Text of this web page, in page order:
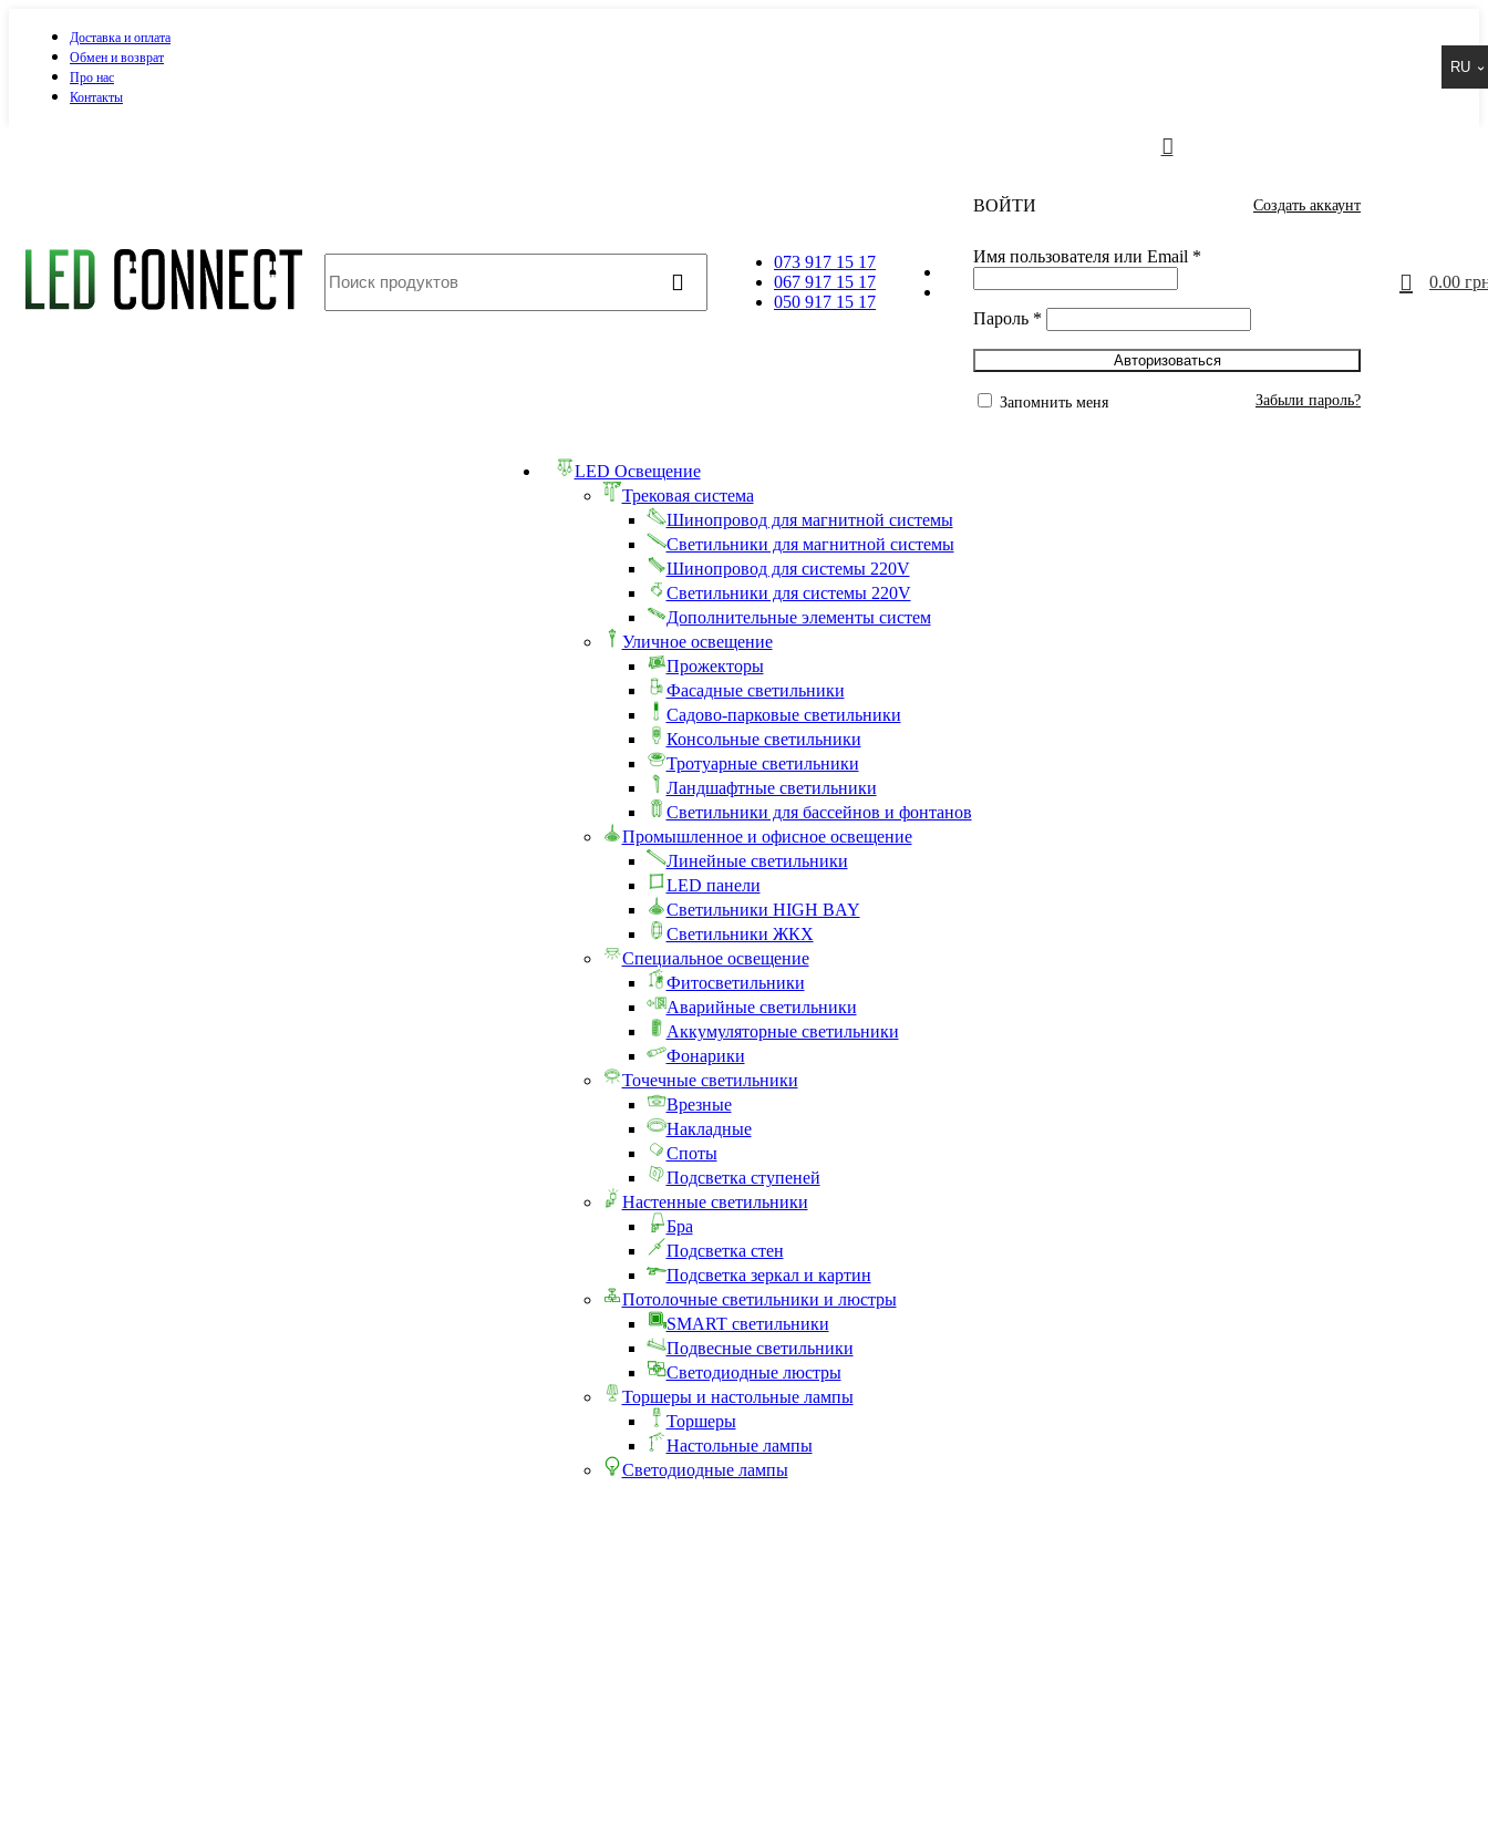
Доставка и оплата
Обмен и возврат
Про нас
Контакты
RU
073 917 15 17
067 917 15 17
050 917 15 17
ВОЙТИ Создать аккаунт
Имя пользователя или Email *
Пароль *
Авторизоваться
Забыли пароль?
Запомнить меня
0.00
LED Освещение
Трековая система
Шинопровод для магнитной системы
Светильники для магнитной системы
Шинопровод для системы 220V
Светильники для системы 220V
Дополнительные элементы систем
Уличное освещение
Прожекторы
Фасадные светильники
Садово-парковые светильники
Консольные светильники
Тротуарные светильники
Ландшафтные светильники
Светильники для бассейнов и фонтанов
Промышленное и офисное освещение
Линейные светильники
LED панели
Светильники HIGH BAY
Светильники ЖКХ
Специальное освещение
Фитосветильники
Аварийные светильники
Аккумуляторные светильники
Фонарики
Точечные светильники
Врезные
Накладные
Споты
Подсветка ступеней
Настенные светильники
Бра
Подсветка стен
Подсветка зеркал и картин
Потолочные светильники и люстры
SMART светильники
Подвесные светильники
Светодиодные люстры
Торшеры и настольные лампы
Торшеры
Настольные лампы
Светодиодные лампы